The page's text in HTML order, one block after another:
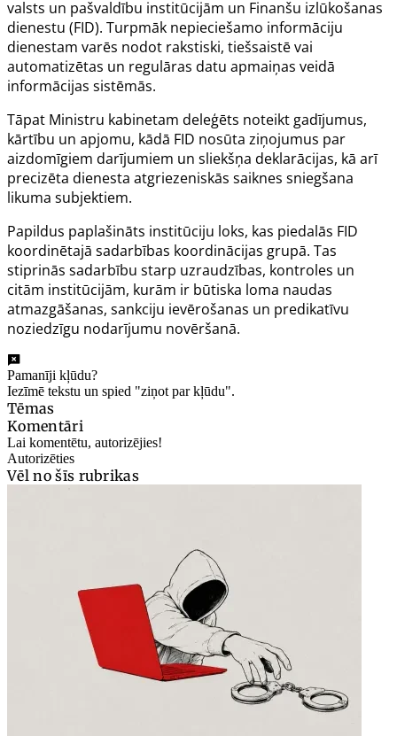
valsts un pašvaldību institūcijām un Finanšu izlūkošanas
dienestu (FID). Turpmāk nepieciešamo informāciju
dienestam varēs nodot rakstiski, tiešsaistē vai
automatizētas un regulāras datu apmaiņas veidā
informācijas sistēmās.
Tāpat Ministru kabinetam deleģēts noteikt gadījumus,
kārtību un apjomu, kādā FID nosūta ziņojumus par
aizdomīgiem darījumiem un sliekšņa deklarācijas, kā arī
precizēta dienesta atgriezeniskās saiknes sniegšana
likuma subjektiem.
Papildus paplašināts institūciju loks, kas piedalās FID
koordinētajā sadarbības koordinācijas grupā. Tas
stiprinās sadarbību starp uzraudzības, kontroles un
citām institūcijām, kurām ir būtiska loma naudas
atmazgāšanas, sankciju ievērošanas un predikatīvu
noziedzīgu nodarījumu novēršanā.
Pamanīji kļūdu?
Iezīmē tekstu un spied "ziņot par kļūdu".
Tēmas
Komentāri
Lai komentētu, autorizējies!
Autorizēties
Vēl no šīs rubrikas